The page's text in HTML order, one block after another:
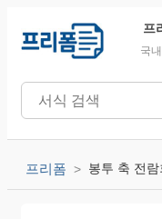
프
국
프리폼 봉투 축 전람